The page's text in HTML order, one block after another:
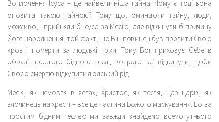
Воплочення Ісуса – це найвеличніша тайна. Чому є тоді вона
оповита такою тайною? Тому що, оминаючи тайну, люди,
можливо, і прийняли б Ісуса за Месію, але відкинули б причину
Його народження, той факт, що Він повинен був пролити Свою
кров і померти за людські гріхи. Тому Бог приховує Себе в
образі простого бідного теслі, котрого всі відкинули, щоби
Своєю смертю відкупити людський рід.
Месія, як немовля в яслах; Христос, як тесля; Цар царів, як
злочинець на хресті – все це частина Божого маскування. Бо за
простим бідним теслею ми завжди знайдемо всемогутнього